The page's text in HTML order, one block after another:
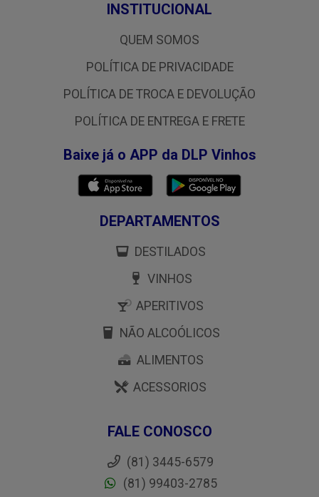
INSTITUCIONAL
QUEM SOMOS
POLÍTICA DE PRIVACIDADE
POLÍTICA DE TROCA E DEVOLUÇÃO
POLÍTICA DE ENTREGA E FRETE
Baixe já o APP da DLP Vinhos
DEPARTAMENTOS
DESTILADOS
VINHOS
APERITIVOS
NÃO ALCOÓLICOS
ALIMENTOS
ACESSORIOS
FALE CONOSCO
(81) 3445-6579
(81) 99403-2785